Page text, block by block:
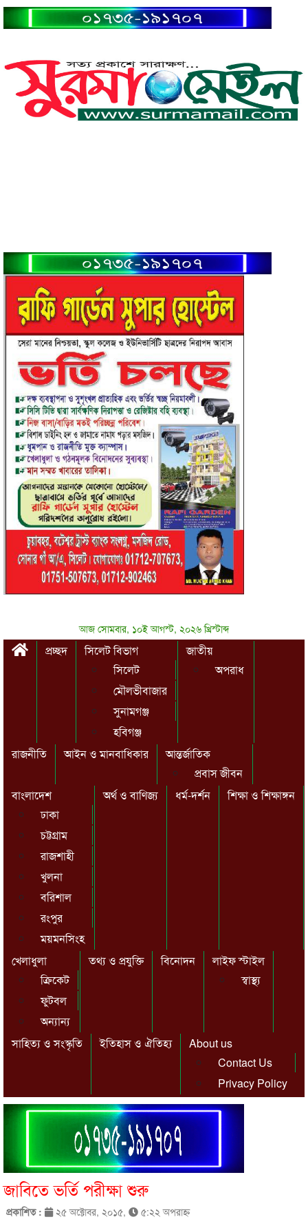
আজ সোমবার, ১০ই আগস্ট, ২০২৬ খ্রিস্টাব্দ
প্রচ্ছদ
সিলেট বিভাগ
সিলেট
মৌলভীবাজার
সুনামগঞ্জ
হবিগঞ্জ
জাতীয়
অপরাধ
রাজনীতি আইন ও মানবাধিকার
আন্তর্জাতিক
প্রবাস জীবন
বাংলাদেশ
ঢাকা
চট্টগ্রাম
রাজশাহী
খুলনা
বরিশাল
রংপুর
ময়মনসিংহ
অর্থ ও বাণিজ্য ধর্ম-দর্শন শিক্ষা ও শিক্ষাঙ্গন
খেলাধুলা
ক্রিকেট
ফুটবল
অন্যান্য
তথ্য ও প্রযুক্তি বিনোদন
লাইফ স্টাইল
স্বাস্থ্য
সাহিত্য ও সংস্কৃতি ইতিহাস ও ঐতিহ্য
About us
Contact Us
Privacy Policy
জাবিতে ভর্তি পরীক্ষা শুরু
প্রকাশিত : ২৫ অক্টোবর, ২০১৫, ৫:২২ অপরাহ্ণ